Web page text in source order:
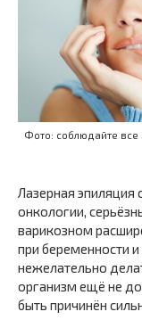
Фото: соблюдайте все
Лазерная эпиляция
онкологии,
варикозном
при беременности
нежелательно
организм ещё не
быть причинён